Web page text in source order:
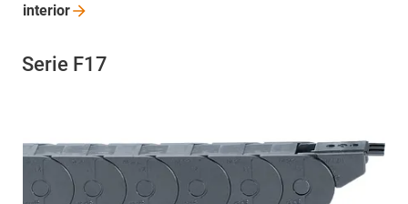
interior
Serie F17